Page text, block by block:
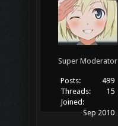
Super Moderator
Posts:
499
Threads:
15
Joined:
Sep 2010